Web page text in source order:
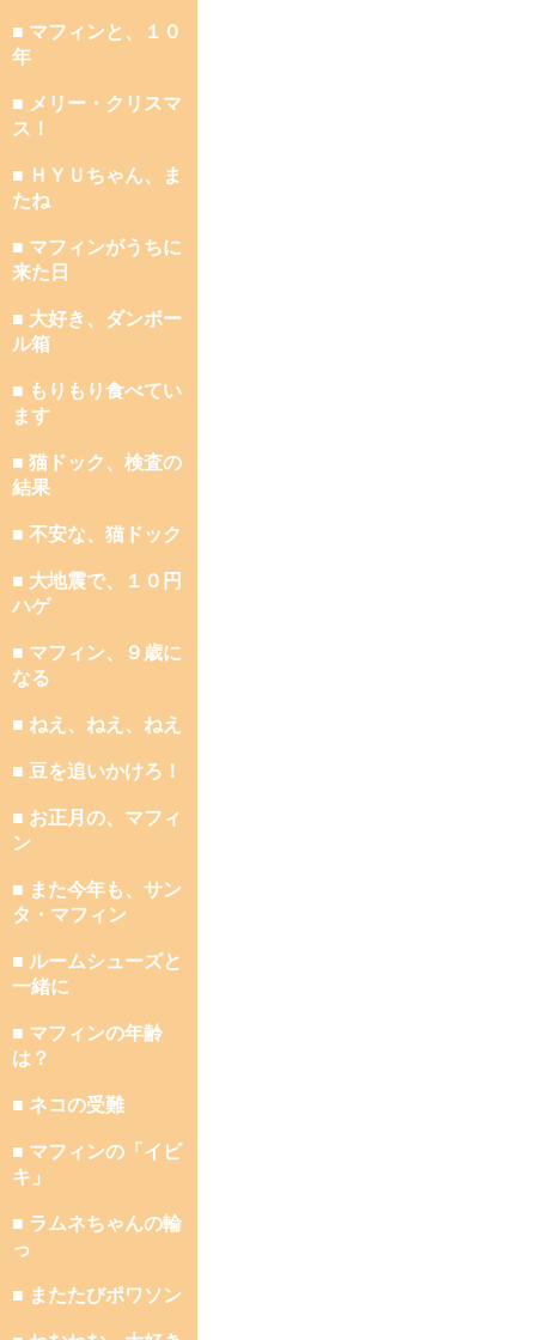
■ マフィンと、１０
年
■ メリー・クリスマ
ス！
■ ＨＹＵちゃん、ま
たね
■ マフィンがうちに
来た日
■ 大好き、ダンボー
ル箱
■ もりもり食べてい
ます
■ 猫ドック、検査の
結果
■ 不安な、猫ドック
■ 大地震で、１０円
ハゲ
■ マフィン、９歳に
なる
■ ねえ、ねえ、ねえ
■ 豆を追いかけろ！
■ お正月の、マフィ
ン
■ また今年も、サン
タ・マフィン
■ ルームシューズと
一緒に
■ マフィンの年齢
は？
■ ネコの受難
■ マフィンの「イビ
キ」
■ ラムネちゃんの輪
っ
■ またたびポワソン